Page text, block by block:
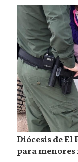
Diócesis de El
para menores